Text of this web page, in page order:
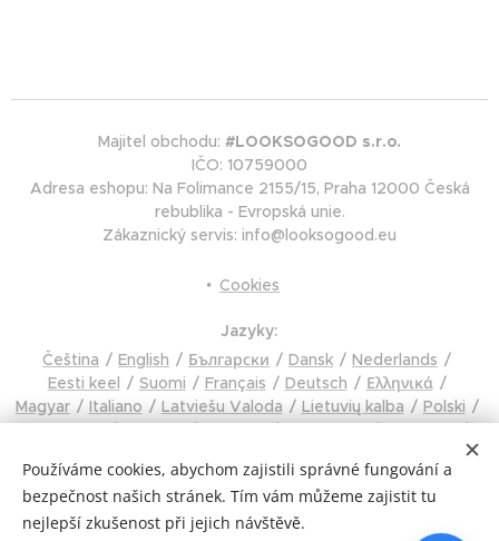
Majitel obchodu: #LOOKSOGOOD s.r.o.
IČO: 10759000
Adresa eshopu: Na Folimance 2155/15, Praha 12000 Česká
rebublika - Evropská unie.
Zákaznický servis: info@looksogood.eu
Cookies
Jazyky
Čeština
English Български Dansk
Nederlands
Eesti keel
Suomi Français Deutsch
Ελληνικά
Magyar
Italiano Latviešu Valoda Lietuvių kalba
Polski
Português
Română Русский Slovenčina
Slovenski
Hrvatski
Čeština
Měna
Používáme cookies, abychom zajistili správné fungování a
bezpečnost našich stránek. Tím vám můžeme zajistit tu
nejlepší zkušenost při jejich návštěvě.